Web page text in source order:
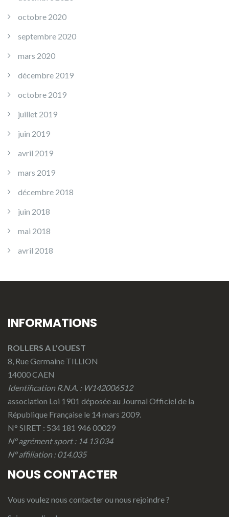
octobre 2020
septembre 2020
mars 2020
décembre 2019
octobre 2019
juillet 2019
juin 2019
avril 2019
mars 2019
décembre 2018
juin 2018
mai 2018
avril 2018
INFORMATIONS
ROLLERS A L'OUEST
8, Rue Germaine TILLION
14000 CAEN
Identification R.N.A. : W142006512
association Loi 1901 déposée au Journal Officiel de la
République Française le 14 mars 2009.
N° SIRET : 534 181 946 00029
N° agrément sport : 14 13 034
N° affiliation : 014.035
NOUS CONTACTER
Vous voulez nous contacter ou nous rejoindre ?